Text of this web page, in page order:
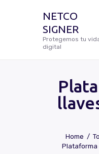
NETCO
SIGNER
Protegemos tu
digital
Home
Plataforma
Manual
¿Cómo